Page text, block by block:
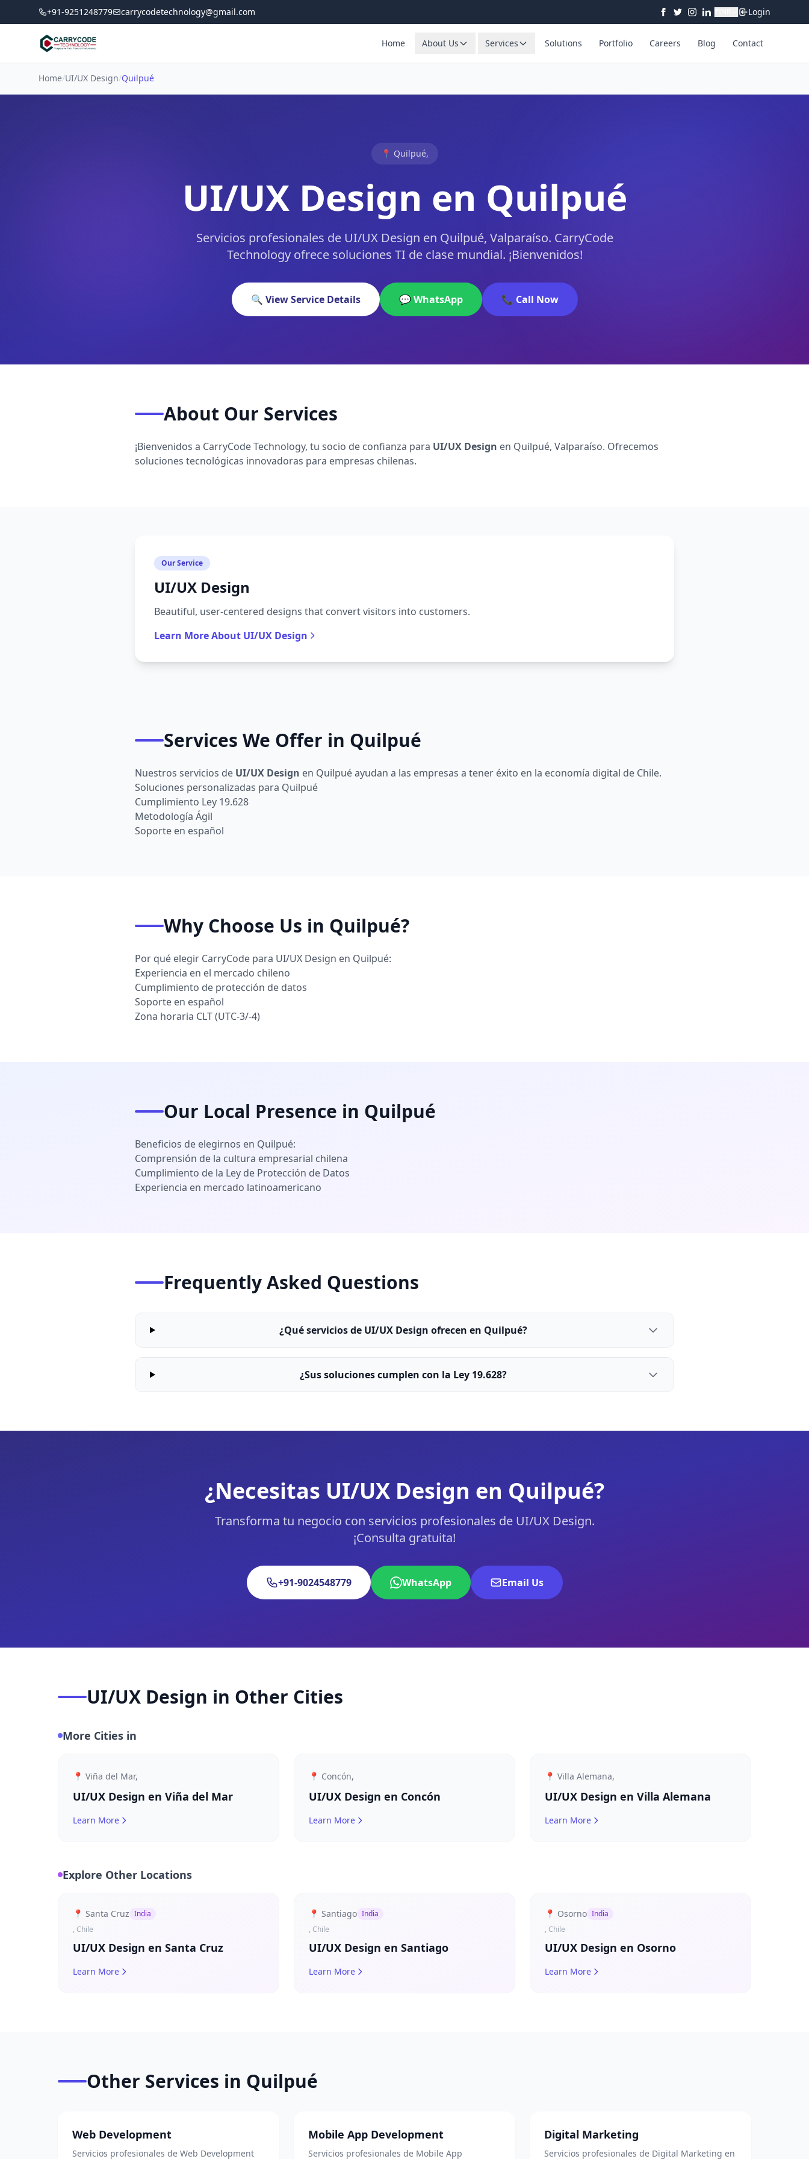
+91-9251248779 carrycodetechnology@gmail.com Login
Home About Us Services Solutions Portfolio Careers Blog Contact
Home/UI/UX Design/Quilpué
📍 Quilpué,
UI/UX Design en Quilpué
Servicios profesionales de UI/UX Design en Quilpué, Valparaíso. CarryCode
Technology ofrece soluciones TI de clase mundial. ¡Bienvenidos!
🔍 View Service Details 💬 WhatsApp 📞 Call Now
About Our Services
¡Bienvenidos a CarryCode Technology, tu socio de confianza para UI/UX Design en Quilpué, Valparaíso. Ofrecemos
soluciones tecnológicas innovadoras para empresas chilenas.
Our Service
UI/UX Design
Beautiful, user-centered designs that convert visitors into customers.
Learn More About UI/UX Design
Services We Offer in Quilpué
Nuestros servicios de UI/UX Design en Quilpué ayudan a las empresas a tener éxito en la economía digital de Chile.
Soluciones personalizadas para Quilpué
Cumplimiento Ley 19.628
Metodología Ágil
Soporte en español
Why Choose Us in Quilpué?
Por qué elegir CarryCode para UI/UX Design en Quilpué:
Experiencia en el mercado chileno
Cumplimiento de protección de datos
Soporte en español
Zona horaria CLT (UTC-3/-4)
Our Local Presence in Quilpué
Beneficios de elegirnos en Quilpué:
Comprensión de la cultura empresarial chilena
Cumplimiento de la Ley de Protección de Datos
Experiencia en mercado latinoamericano
Frequently Asked Questions
¿Qué servicios de UI/UX Design ofrecen en Quilpué?
¿Sus soluciones cumplen con la Ley 19.628?
¿Necesitas UI/UX Design en Quilpué?
Transforma tu negocio con servicios profesionales de UI/UX Design.
¡Consulta gratuita!
+91-9024548779 WhatsApp Email Us
UI/UX Design in Other Cities
More Cities in
📍 Viña del Mar,
UI/UX Design en Viña del Mar
Learn More
📍 Concón,
UI/UX Design en Concón
Learn More
📍 Villa Alemana,
UI/UX Design en Villa Alemana
Learn More
Explore Other Locations
📍 Santa Cruz India
, Chile
UI/UX Design en Santa Cruz
Learn More
📍 Santiago India
, Chile
UI/UX Design en Santiago
Learn More
📍 Osorno India
, Chile
UI/UX Design en Osorno
Learn More
Other Services in Quilpué
Web Development
Servicios profesionales de Web Development
Mobile App Development
Servicios profesionales de Mobile App
Digital Marketing
Servicios profesionales de Digital Marketing en